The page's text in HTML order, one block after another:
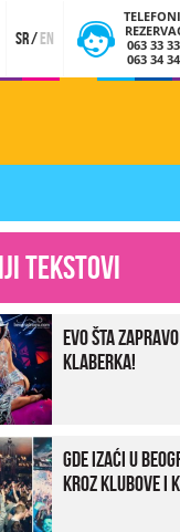
sr/en
063 33
063 34
tekstovi
Evo šta
klaberka!
Gde izaći u
kroz klubove i